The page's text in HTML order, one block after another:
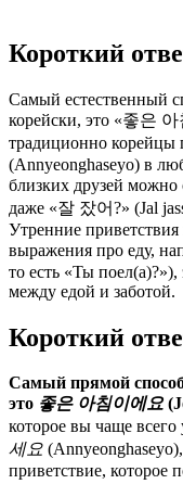
Короткий
Самый естественный
корейски, это «좋은
традиционно корейцы
(Annyeonghaseyo) в
близких друзей можно
даже «잘 잤어?» (Jal
Утренние
выражения про еду,
то есть «Ты поел(а)?»),
между едой и заботой.
Короткий
Самый прямой
это 좋은 아침이에요
которое вы чаще
세요
приветствие, которое